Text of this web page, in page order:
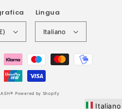
Lingua
Italiano
Powered by Shopify
Italiano